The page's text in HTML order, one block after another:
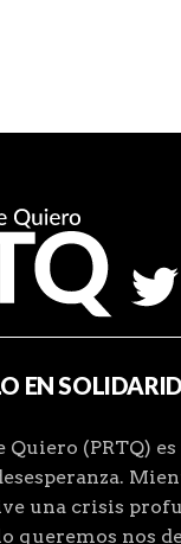
EN
Quiero (PRTQ)
una crisis
queremos nos